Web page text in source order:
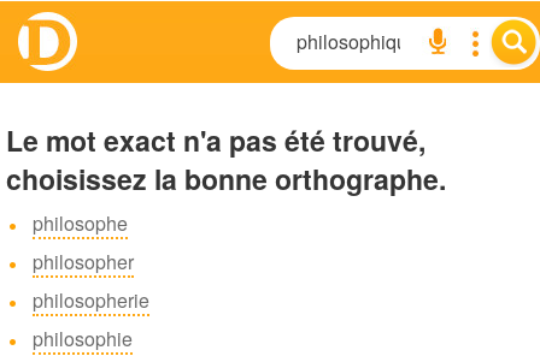
Le mot exact n'a pas été trouvé,
choisissez la bonne orthographe.
philosophe
philosopher
philosopherie
philosophie